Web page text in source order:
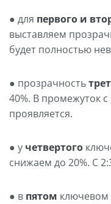
● для первого и
выставляем
будет полностью
● прозрачность
40%. В промежуток
проявляется.
● у четвертого
снижаем до 20%. С
● в пятом ключевом